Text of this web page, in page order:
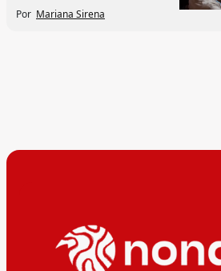
Por Mariana Sirena